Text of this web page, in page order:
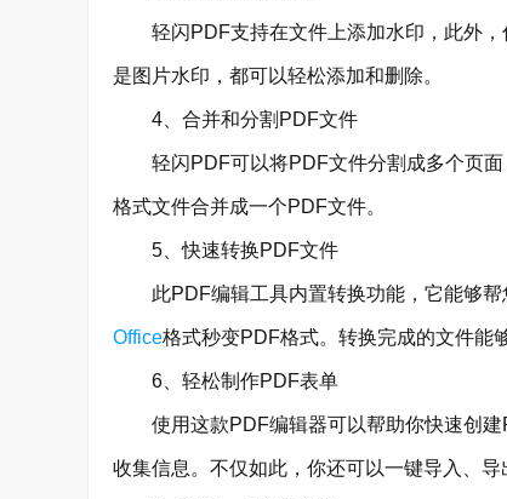
轻闪PDF支持在文件上添加水印，此外，
是图片水印，都可以轻松添加和删除。
4、合并和分割PDF文件
轻闪PDF可以将PDF文件分割成多个页面
格式文件合并成一个PDF文件。
5、快速转换PDF文件
此PDF编辑工具内置转换功能，它能够帮
Office格式秒变PDF格式。转换完成的文件能
6、轻松制作PDF表单
使用这款PDF编辑器可以帮助你快速创建
收集信息。不仅如此，你还可以一键导入、导